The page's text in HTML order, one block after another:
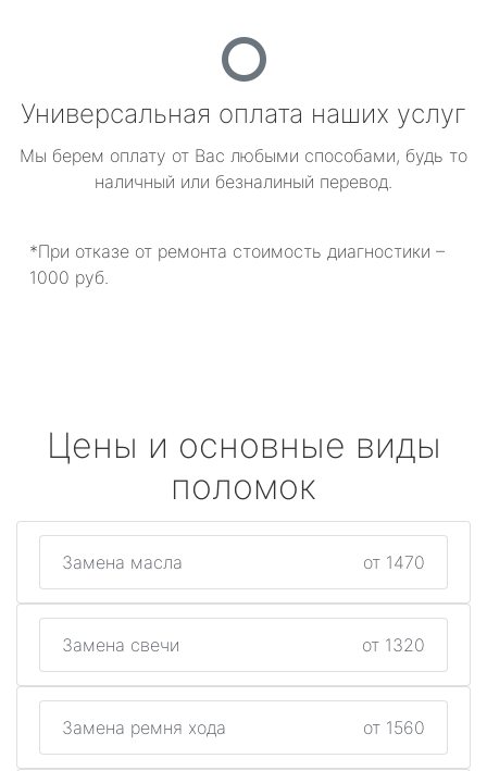
Универсальная оплата наших услуг
Мы берем оплату от Вас любыми способами, будь то
наличный или безналиный перевод.
*При отказе от ремонта стоимость диагностики –
1000 руб.
Цены и основные виды
поломок
Замена масла от 1470
Замена свечи от 1320
Замена ремня хода от 1560